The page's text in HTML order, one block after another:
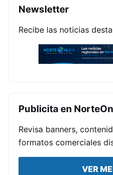
Newsletter
Recibe las noticias
Publicita en
Revisa banners,
formatos comerciales
VER